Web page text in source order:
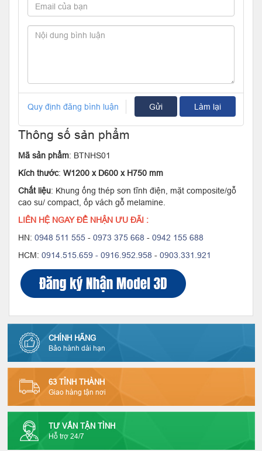
Quy định đăng bình luận Gửi Làm lại
Thông số sản phẩm
Mã sản phẩm: BTNHS01
Kích thước: W1200 x D600 x H750 mm
Chất liệu: Khung ống thép sơn tĩnh điện, mặt composite/gỗ
cao su/ compact , ốp vách gỗ melamine.
LIÊN HỆ NGAY ĐỂ NHẬN ƯU ĐÃI :
HN: 0948 511 555 - 0973 375 668 - 0942 155 688
HCM: 0914.515.659 - 0916.952.958 - 0903.331.921
CHÍNH HÃNG
Bảo hành dài hạn
63 TỈNH THÀNH
Giao hàng tận nơi
TƯ VẤN TẬN TÌNH
Hỗ trợ 24/7